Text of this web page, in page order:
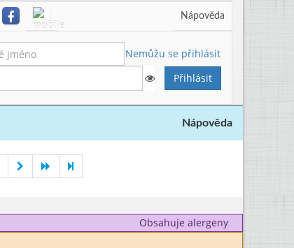
Nápověda
Nemůžu se přihlásit
Nápověda
Obsahuje alergeny